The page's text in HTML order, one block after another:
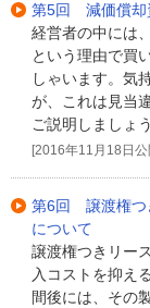
第5回 減価償却
経営者の中には
という理由で買
しゃいます。気
が、これは見当
ご説明しましょう
[2016年11月18日
第6回 譲渡権つ
について
譲渡権つきリー
入コストを抑え
間後には、その